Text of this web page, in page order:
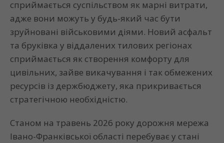
сприймається суспільством як марні витрати,
адже вони можуть у будь-який час бути
зруйновані військовими діями. Новий асфальт
та бруківка у віддалених тилових регіонах
сприймається як створення комфорту для
цивільних, зайве викачування і так обмежених
ресурсів із держбюджету, яка прикривається
стратегічною необхідністю.
Станом на травень 2026 року дорожня мережа
Івано-Франківської області перебуває у стані